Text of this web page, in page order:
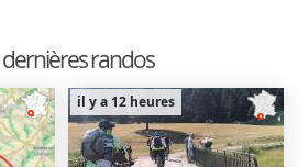
dernières randos
il y a 12 heures